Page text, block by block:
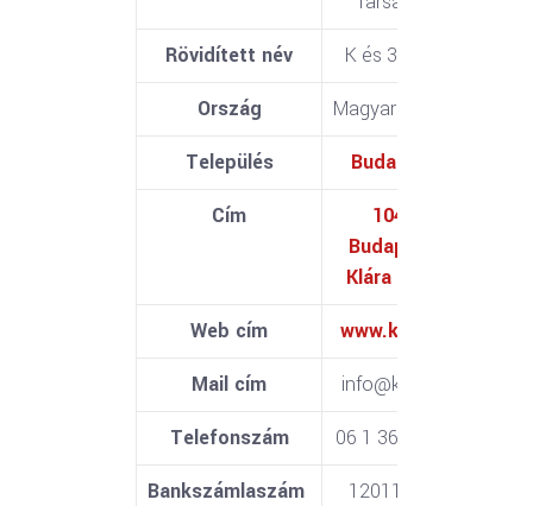
Rövidített név
K és 3S Kft.
Ország
Magyarország
Település
Budapest
Cím
1045
Budapest,
Klára u. 5.
Web cím
www.k3s.hu
Mail cím
info@k3s.hu
Telefonszám
06 1 3693334
Bankszámlaszám
12011265-